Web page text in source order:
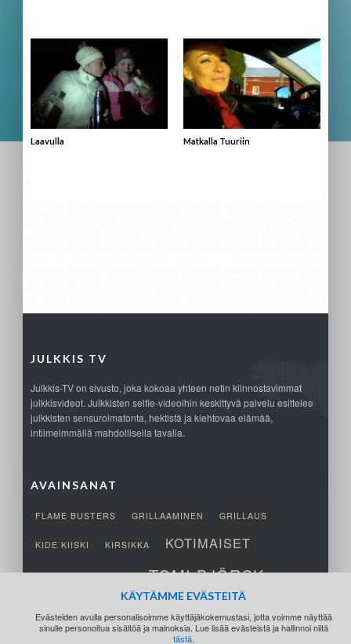
Laavulla Matkalla Tuuriin
JULKKIS TV
Julkkis-TV on sivusto, joka kokoaa yhteen netin kiinnostavimmat
julkkisvideot. Julkkisten selfie-videoihin keskittyvä palvelu esittelee
julkkisten sensuroimatonta, hektistä ja kiehtovaa elämää,
intiimeimmällä mahdollisella tavalla.
AVAINSANAT
FLAME BUSTERS GRILLAAMINEN GRILLAUS
KIDE KIISKI KIRSIKKA KOTIMAISET
TOMI BJÖRCK
KÄYTÄMME EVÄSTEITÄ
Evästeiden avulla personalisoimme käyttäjäkokemustasi, jotta voimme näyttää
sinulle personoitua sisältöä ja mainoksia. Lue lisää evästeistä ja hallinnoi niitä
tästä.